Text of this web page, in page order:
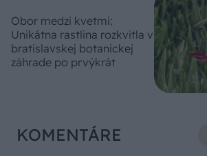
Obor medzi kvetmi:
Unikátna rastlina rozkvitla v
bratislavskej botanickej
záhrade po prvýkrát
KOMENTÁRE